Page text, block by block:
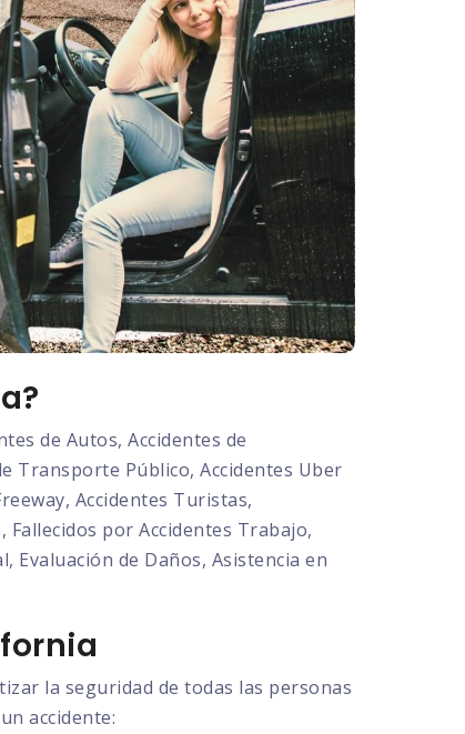
de Autos, Accidentes de
Transporte Público, Accidentes Uber
Accidentes Turistas,
Fallecidos por Accidentes Trabajo,
Evaluación de Daños, Asistencia en
la seguridad de todas las personas
accidente: